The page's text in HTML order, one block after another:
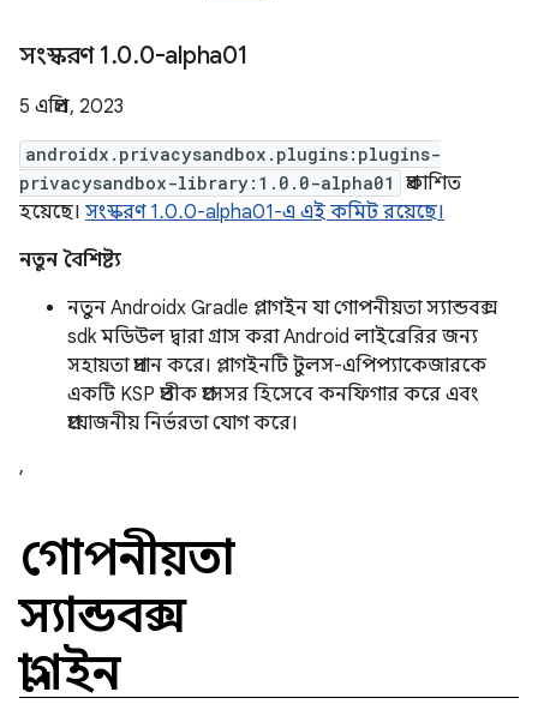
সংস্করণ 1.0.0-alpha01
5 এপ্রিল, 2023
androidx.privacysandbox.plugins:plugins-
privacysandbox-library:1.0.0-alpha01
প্রকাশিত
হয়েছে। সংস্করণ 1.0.0-alpha01-এ এই কমিট রয়েছে।
নতুন বৈশিষ্ট্য
নতুন Androidx Gradle প্লাগইন যা গোপনীয়তা স্যান্ডবক্স
sdk মডিউল দ্বারা গ্রাস করা Android লাইব্রেরির জন্য
সহায়তা প্রদান করে। প্লাগইনটি টুলস-এপিপ্যাকেজারকে
একটি KSP প্রতীক প্রসেসর হিসেবে কনফিগার করে এবং
প্রয়োজনীয় নির্ভরতা যোগ করে।
,
গোপনীয়তা
স্যান্ডবক্স
প্লাগইন